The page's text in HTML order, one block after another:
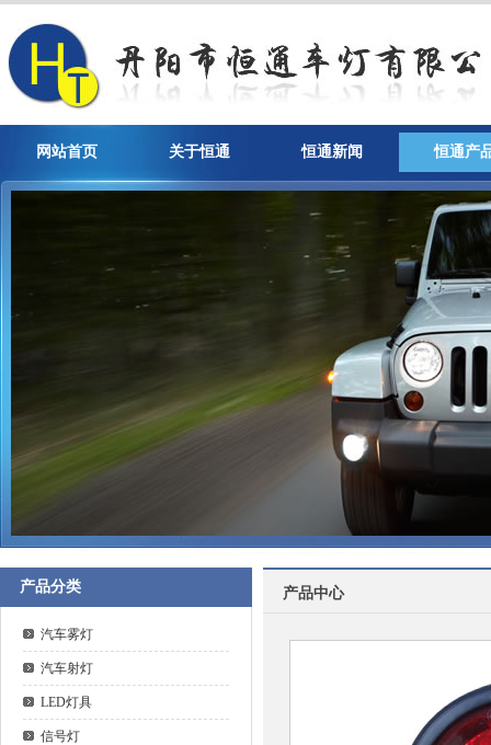
网站首页 关于恒通 恒通新闻 恒通产
产品分类
汽车雾灯
汽车射灯
LED灯具
信号灯
产品中心